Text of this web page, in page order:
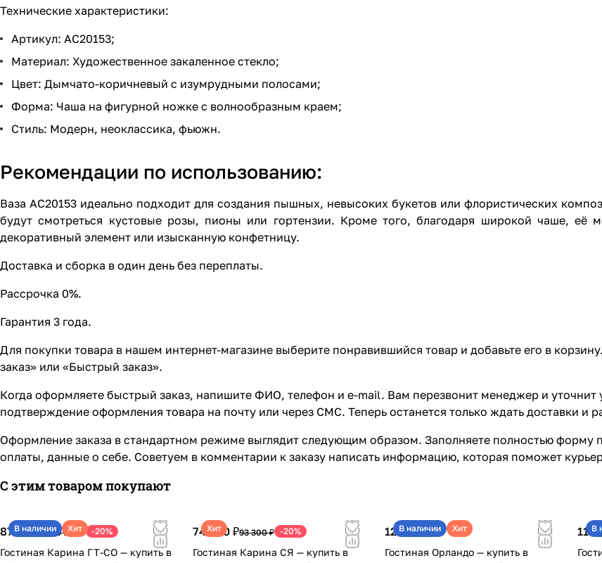
Технические характеристики:
Артикул: AC20153;
Материал: Художественное закаленное стекло;
Цвет: Дымчато-коричневый с изумрудными полосами;
Форма: Чаша на фигурной ножке с волнообразным краем;
Стиль: Модерн, неоклассика, фьюжн.
Рекомендации по использованию:
Ваза AC20153 идеально подходит для создания пышных, невысоких букетов или флористических
будут смотреться кустовые розы, пионы или гортензии. Кроме того, благодаря широкой чаше, её
декоративный элемент или изысканную конфетницу.
Доставка и сборка в один день без переплаты.
Рассрочка 0%.
Гарантия 3 года.
Для покупки товара в нашем интернет-магазине выберите понравившийся товар и добавьте его в
заказ» или «Быстрый заказ».
Когда оформляете быстрый заказ, напишите ФИО, телефон и e-mail. Вам перезвонит менеджер и уточнит
подтверждение оформления товара на почту или через СМС. Теперь останется только ждать доставки и
Оформление заказа в стандартном режиме выглядит следующим образом. Заполняете полностью форму
оплаты, данные о себе. Советуем в комментарии к заказу написать информацию, которая поможет
С этим товаром покупают
В наличии Хит
87 940 ₽109 930 ₽ -20%
Гостиная Карина ГТ-СО — купить в
Хит
74 640 ₽93 300 ₽ -20%
Гостиная Карина СЯ — купить в
В наличии Хит
121 670 ₽
Гостиная Орландо — купить в
В
115